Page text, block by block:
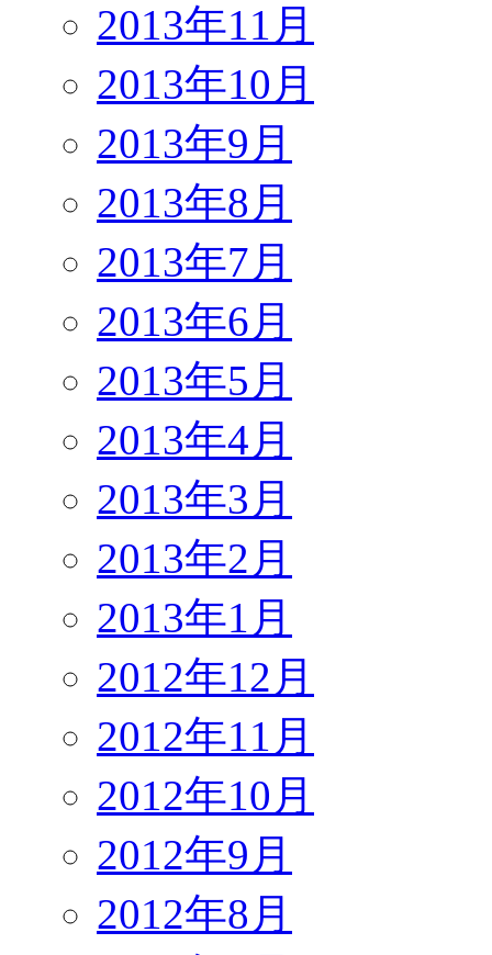
2013年11月
2013年10月
2013年9月
2013年8月
2013年7月
2013年6月
2013年5月
2013年4月
2013年3月
2013年2月
2013年1月
2012年12月
2012年11月
2012年10月
2012年9月
2012年8月